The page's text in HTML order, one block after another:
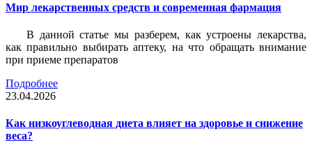
Мир лекарственных средств и современная фармация
В данной статье мы разберем, как устроены лекарства,
как правильно выбирать аптеку, на что обращать внимание
при приеме препаратов
Подробнее
23.04.2026
Как низкоуглеводная диета влияет на здоровье и снижение
веса?